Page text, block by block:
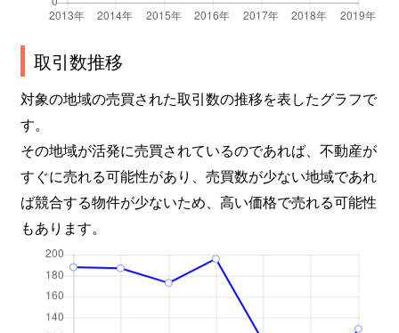
取引数推移
対象の地域の売買された取引数の推移を表したグラフで
す。
その地域が活発に売買されているのであれば、不動産が
すぐに売れる可能性があり、売買数が少ない地域であれ
ば競合する物件が少ないため、高い価格で売れる可能性
もあります。